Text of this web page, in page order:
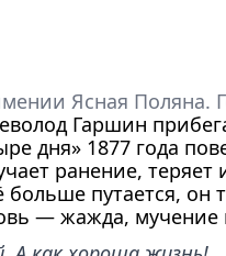
Ясная Поляна.
Гаршин
1877 года
ранение,
путается,
— жажда, мучение